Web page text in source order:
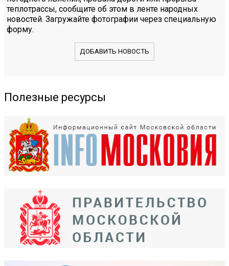
теплотрассы, сообщите об этом в ленте народных
новостей. Загружайте фотографии через специальную
форму.
ДОБАВИТЬ НОВОСТЬ
Полезные ресурсы